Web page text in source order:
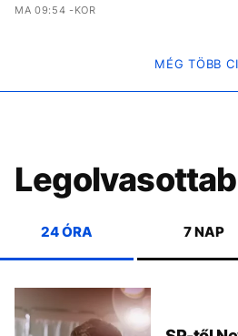
MA 09:54 -KOR
MÉG TÖBB
24 ÓRA 7 NAP